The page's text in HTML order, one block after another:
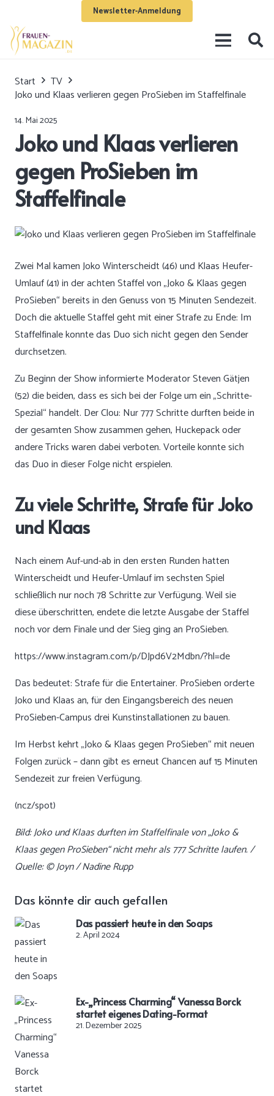
Newsletter-Anmeldung
Start
TV
Joko und Klaas verlieren gegen ProSieben im Staffelfinale
14. Mai 2025
Joko und Klaas verlieren
gegen ProSieben im
Staffelfinale
Zwei Mal kamen Joko Winterscheidt (46) und Klaas Heufer-
Umlauf (41) in der achten Staffel von „Joko & Klaas gegen
ProSieben“ bereits in den Genuss von 15 Minuten Sendezeit.
Doch die aktuelle Staffel geht mit einer Strafe zu Ende: Im
Staffelfinale konnte das Duo sich nicht gegen den Sender
durchsetzen.
Zu Beginn der Show informierte Moderator Steven Gätjen
(52) die beiden, dass es sich bei der Folge um ein „Schritte-
Spezial“ handelt. Der Clou: Nur 777 Schritte durften beide in
der gesamten Show zusammen gehen, Huckepack oder
andere Tricks waren dabei verboten. Vorteile konnte sich
das Duo in dieser Folge nicht erspielen.
Zu viele Schritte, Strafe für Joko
und Klaas
Nach einem Auf-und-ab in den ersten Runden hatten
Winterscheidt und Heufer-Umlauf im sechsten Spiel
schließlich nur noch 78 Schritte zur Verfügung. Weil sie
diese überschritten, endete die letzte Ausgabe der Staffel
noch vor dem Finale und der Sieg ging an ProSieben.
https://www.instagram.com/p/DJpd6V2Mdbn/?hl=de
Das bedeutet: Strafe für die Entertainer. ProSieben orderte
Joko und Klaas an, für den Eingangsbereich des neuen
ProSieben-Campus drei Kunstinstallationen zu bauen.
Im Herbst kehrt „Joko & Klaas gegen ProSieben“ mit neuen
Folgen zurück – dann gibt es erneut Chancen auf 15 Minuten
Sendezeit zur freien Verfügung.
(ncz/spot)
Bild: Joko und Klaas durften im Staffelfinale von „Joko &
Klaas gegen ProSieben“ nicht mehr als 777 Schritte laufen. /
Quelle: © Joyn / Nadine Rupp
Das könnte dir auch gefallen
Das passiert heute in den Soaps
2. April 2024
Ex-„Princess Charming“ Vanessa Borck
startet eigenes Dating-Format
21. Dezember 2025